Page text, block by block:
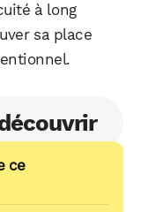
à long
sa place
ce